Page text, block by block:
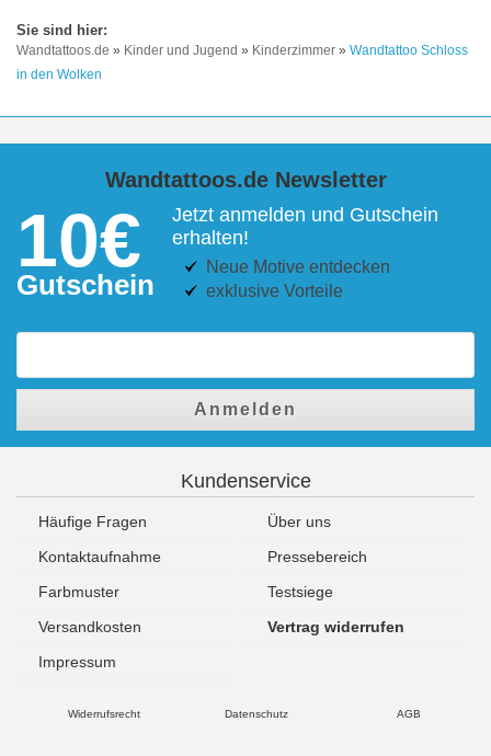
Wandtattoos.de » Kinder und Jugend » Kinderzimmer » Wandtattoo Schloss
in den Wolken
Wandtattoos.de Newsletter
10€
Gutschein
Jetzt anmelden und Gutschein
erhalten!
Neue Motive entdecken
exklusive Vorteile
Anmelden
Kundenservice
Häufige Fragen
Über uns
Kontaktaufnahme
Pressebereich
Farbmuster
Testsiege
Versandkosten
Vertrag widerrufen
Impressum
Widerrufsrecht Datenschutz AGB